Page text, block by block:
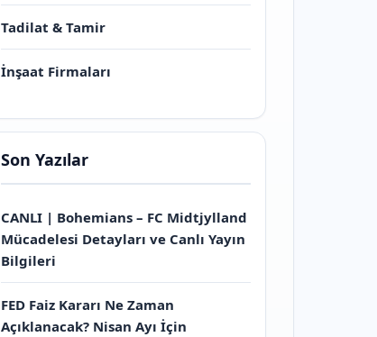
Tadilat & Tamir
İnşaat Firmaları
Son Yazılar
CANLI | Bohemians – FC Midtjylland
Mücadelesi Detayları ve Canlı Yayın
Bilgileri
FED Faiz Kararı Ne Zaman
Açıklanacak? Nisan Ayı İçin